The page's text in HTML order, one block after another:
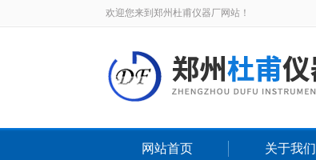
欢迎您来到郑州杜甫仪器厂网站！
网站首页 关于我们